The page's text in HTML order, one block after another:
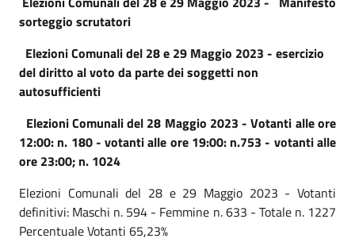
sorteggio scrutatori
Elezioni Comunali del 28 e 29 Maggio 2023 - esercizio
del diritto al voto da parte dei soggetti non
autosufficienti
Elezioni Comunali del 28 Maggio 2023 - Votanti alle ore
12:00: n. 180 - votanti alle ore 19:00: n.753 - votanti alle
ore 23:00; n. 1024
Elezioni Comunali del 28 e 29 Maggio 2023 - Votanti
definitivi: Maschi n. 594 - Femmine n. 633 - Totale n. 1227
Percentuale Votanti 65,23%